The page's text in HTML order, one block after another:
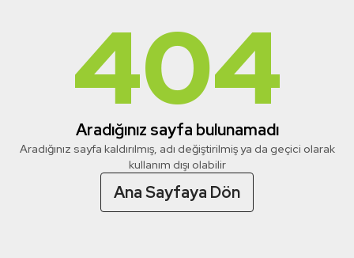
404
Aradığınız sayfa bulunamadı
Aradığınız sayfa kaldırılmış, adı değiştirilmiş ya da geçici olarak
kullanım dışı olabilir
Ana Sayfaya Dön